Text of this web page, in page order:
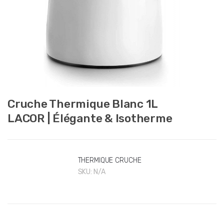
Cruche Thermique Blanc 1L
LACOR | Élégante & Isotherme
THERMIQUE CRUCHE
SKU: N/A